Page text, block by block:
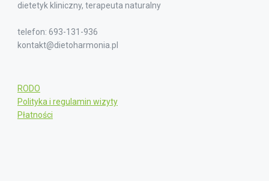
dietetyk kliniczny, terapeuta naturalny
telefon: 693-131-936
kontakt@dietoharmonia.pl
RODO
Polityka i regulamin wizyty
Płatności